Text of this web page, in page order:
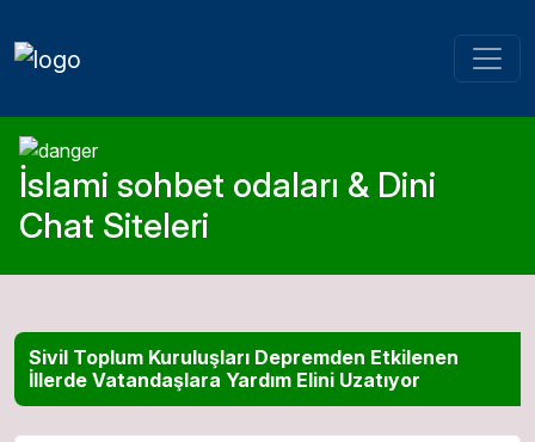
İslami sohbet odaları & Dini
Chat Siteleri
Sivil Toplum Kuruluşları Depremden Etkilenen
İllerde Vatandaşlara Yardım Elini Uzatıyor